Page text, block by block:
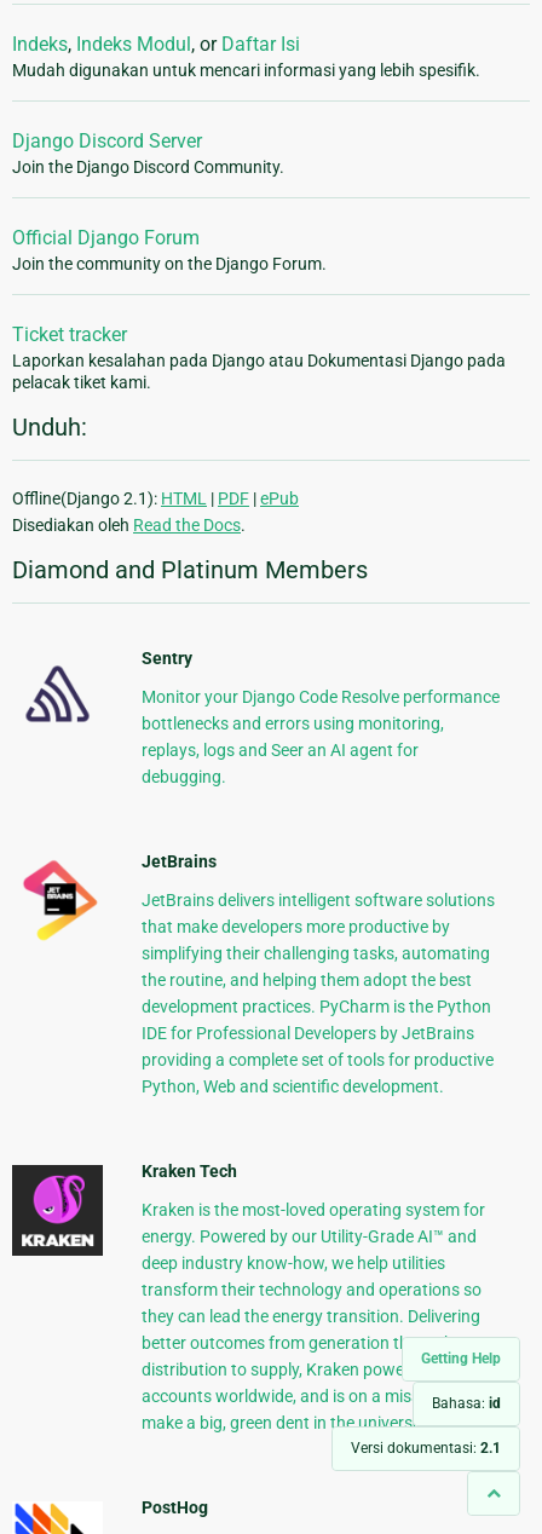
Getting Help
Bahasa: id
Versi dokumentasi: 2.1
Indeks, Indeks Modul, or Daftar Isi
Mudah digunakan untuk mencari informasi yang lebih spesifik.
Django Discord Server
Join the Django Discord Community.
Official Django Forum
Join the community on the Django Forum.
Ticket tracker
Laporkan kesalahan pada Django atau Dokumentasi Django pada
pelacak tiket kami.
Unduh:
Offline(Django 2.1): HTML | PDF |ePub
Disediakan oleh Read the Docs.
Diamond and Platinum Members
Sentry
Monitor your Django Code Resolve performance
bottlenecks and errors using monitoring,
replays, logs and Seer an AI agent for
debugging.
JetBrains
JetBrains delivers intelligent software solutions
that make developers more productive by
simplifying their challenging tasks, automating
the routine, and helping them adopt the best
development practices. PyCharm is the Python
IDE for Professional Developers by JetBrains
providing a complete set of tools for productive
Python, Web and scientific development.
Kraken Tech
Kraken is the most-loved operating system for
energy. Powered by our Utility-Grade AI™ and
deep industry know-how, we help utilities
transform their technology and operations so
they can lead the energy transition. Delivering
better outcomes from generation through
distribution to supply, Kraken powers 70+ million
accounts worldwide, and is on a mission to
make a big, green dent in the universe.
PostHog